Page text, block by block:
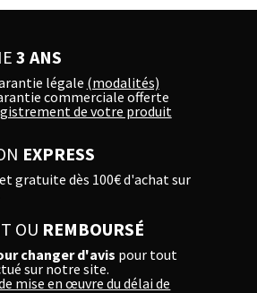
3 ANS
légale (modalités)
commerciale offerte
de votre produit
EXPRESS
et gratuite dès 100€ d'achat sur
OU REMBOURSÉ
changer d'avis pour tout
sur notre site.
mise en œuvre du délai de